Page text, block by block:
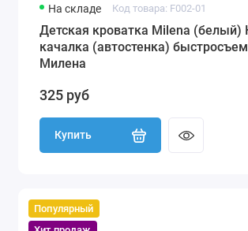
На складе Код товара: F002-01
Детская кроватка Milena (белый)
качалка (автостенка)
Милена
325 руб
Купить
Популярный